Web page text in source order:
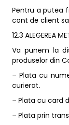
Pentru a putea
cont de client
12.3 ALEGEREA
Va punem la
produselor din
– Plata cu
curierat.
– Plata cu card
– Plata prin